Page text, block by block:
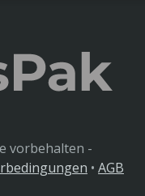
vorbehalten -
• AGB